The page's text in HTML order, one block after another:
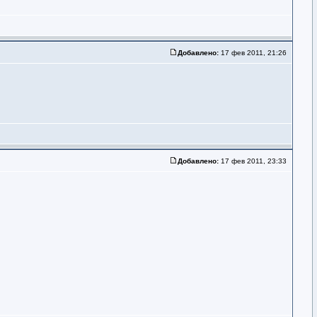
Добавлено: 17 фев 2011, 21:26
Добавлено: 17 фев 2011, 23:33